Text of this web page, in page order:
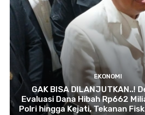
EKONOMI
GAK BISA DILANJUTKAN..!
Evaluasi Dana Hibah Rp662
Polri hingga Kejati, Tekanan